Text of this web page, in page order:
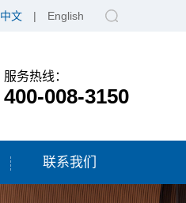
中文 | English
服务热线：
400-008-3150
联系我们